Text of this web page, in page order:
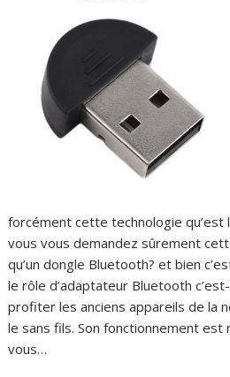
forcément cette technologie
vous vous demandez sûrement
qu’un dongle Bluetooth? et bien
le rôle d’adaptateur Bluetooth
profiter les anciens appareils de la
le sans fils. Son fonctionnement est
vous…